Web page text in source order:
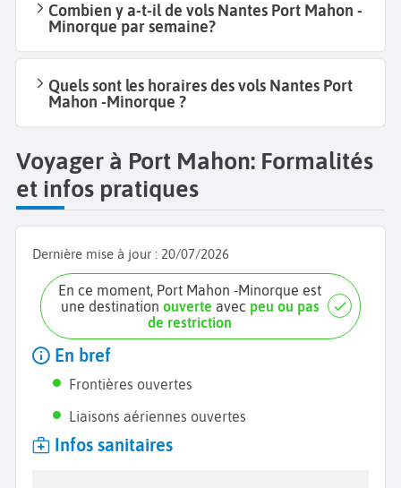
Combien y a-t-il de vols Nantes Port Mahon -
Minorque par semaine?
Quels sont les horaires des vols Nantes Port
Mahon -Minorque ?
Voyager à Port Mahon: Formalités
et infos pratiques
Dernière mise à jour : 20/07/2026
En ce moment, Port Mahon -Minorque est
une destination ouverte avec peu ou pas
de restriction
En bref
Frontières ouvertes
Liaisons aériennes ouvertes
Infos sanitaires